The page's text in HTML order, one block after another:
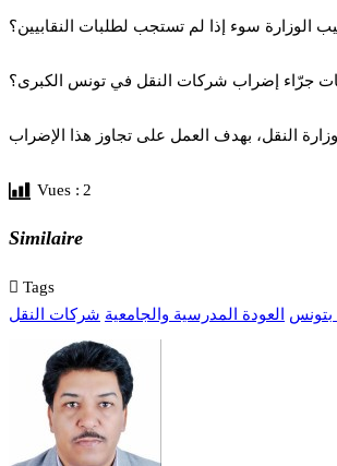
Vues : 2
Similaire
Tags
بتونس العودة المدرسية والجامعية شركات النقل